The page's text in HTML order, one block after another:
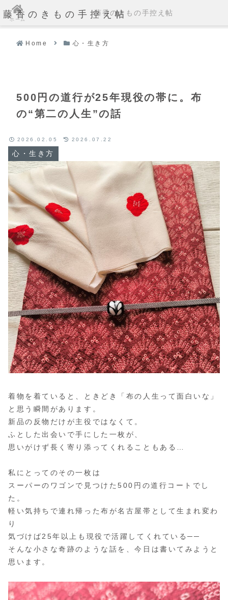
藤香のきもの手控え帖
Home 心・生き方
500円の道行が25年現役の帯に。布
の“第二の人生”の話
心・生き方
2026.02.05 2026.07.22
着物を着ていると、ときどき「布の人生って面白いな」
と思う瞬間があります。
新品の反物だけが主役ではなくて。
ふとした出会いで手にした一枚が、
思いがけず長く寄り添ってくれることもある…
私にとってのその一枚は
スーパーのワゴンで見つけた500円の道行コートでし
た。
軽い気持ちで連れ帰った布が名古屋帯として生まれ変わ
り
気づけば25年以上も現役で活躍してくれている──
そんな小さな奇跡のような話を、今日は書いてみようと
思います。
ホーム
藤香のきもの手控え帖